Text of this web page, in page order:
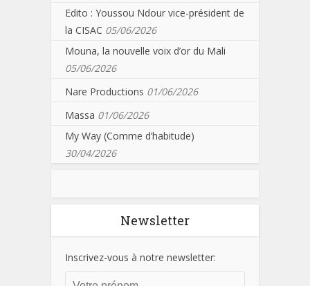
Edito : Youssou Ndour vice-président de
la CISAC 05/06/2026
Mouna, la nouvelle voix d’or du Mali
05/06/2026
Nare Productions 01/06/2026
Massa 01/06/2026
My Way (Comme d’habitude)
30/04/2026
Newsletter
Inscrivez-vous à notre newsletter: